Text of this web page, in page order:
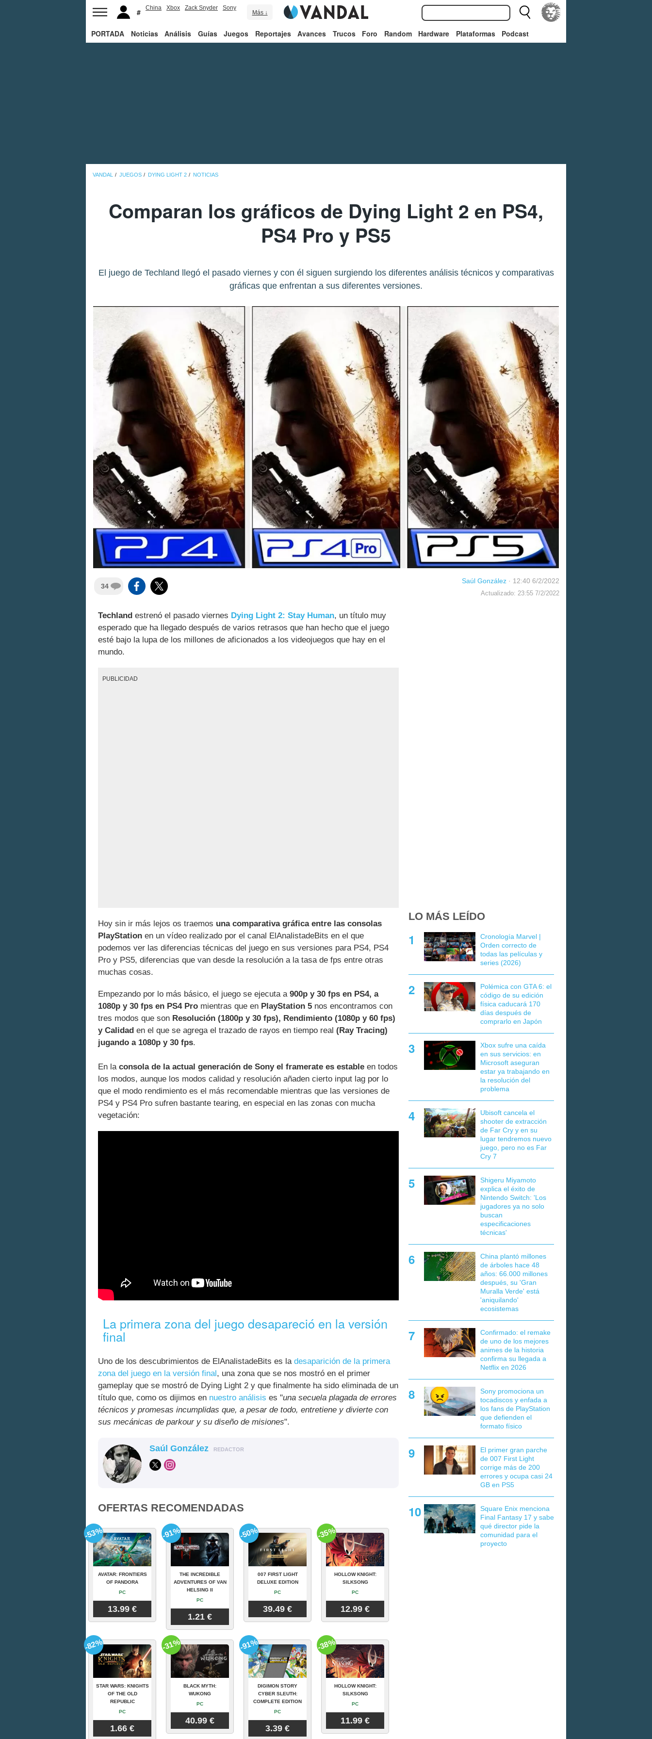
China Xbox Zack Snyder Sony
Más ↓
PORTADA Noticias Análisis Guías Juegos Reportajes Avances Trucos Foro Random Hardware Plataformas Podcast
VANDAL JUEGOS DYING LIGHT 2 NOTICIAS
Comparan los gráficos de Dying Light 2 en PS4,
PS4 Pro y PS5
El juego de Techland llegó el pasado viernes y con él siguen surgiendo los diferentes análisis técnicos y comparativas
gráficas que enfrentan a sus diferentes versiones.
34
Saúl González · 12:40 6/2/2022
Actualizado: 23:55 7/2/2022
Techland estrenó el pasado viernes Dying Light 2: Stay Human, un título muy
esperado que ha llegado después de varios retrasos que han hecho que el juego
esté bajo la lupa de los millones de aficionados a los videojuegos que hay en el
mundo.
PUBLICIDAD
Hoy sin ir más lejos os traemos una comparativa gráfica entre las consolas
PlayStation en un vídeo realizado por el canal ElAnalistadeBits en el que
podemos ver las diferencias técnicas del juego en sus versiones para PS4, PS4
Pro y PS5, diferencias que van desde la resolución a la tasa de fps entre otras
muchas cosas.
Empezando por lo más básico, el juego se ejecuta a 900p y 30 fps en PS4, a
1080p y 30 fps en PS4 Pro mientras que en PlayStation 5 nos encontramos con
tres modos que son Resolución (1800p y 30 fps), Rendimiento (1080p y 60 fps)
y Calidad en el que se agrega el trazado de rayos en tiempo real (Ray Tracing)
jugando a 1080p y 30 fps.
En la consola de la actual generación de Sony el framerate es estable en todos
los modos, aunque los modos calidad y resolución añaden cierto input lag por lo
que el modo rendimiento es el más recomendable mientras que las versiones de
PS4 y PS4 Pro sufren bastante tearing, en especial en las zonas con mucha
vegetación:
La primera zona del juego desapareció en la versión
final
Uno de los descubrimientos de ElAnalistadeBits es la desaparición de la primera
zona del juego en la versión final, una zona que se nos mostró en el primer
gameplay que se mostró de Dying Light 2 y que finalmente ha sido eliminada de un
título que, como os dijimos en nuestro análisis es "una secuela plagada de errores
técnicos y promesas incumplidas que, a pesar de todo, entretiene y divierte con
sus mecánicas de parkour y su diseño de misiones".
Saúl González REDACTOR
OFERTAS RECOMENDADAS
AVATAR: FRONTIERS
OF PANDORA
PC
13.99 €
-53%
THE INCREDIBLE
ADVENTURES OF VAN
HELSING II
PC
1.21 €
-91%
007 FIRST LIGHT
DELUXE EDITION
PC
39.49 €
-50%
HOLLOW KNIGHT:
SILKSONG
PC
12.99 €
-35%
STAR WARS: KNIGHTS
OF THE OLD
REPUBLIC
PC
1.66 €
-82%
BLACK MYTH:
WUKONG
PC
40.99 €
-31%
DIGIMON STORY
CYBER SLEUTH:
COMPLETE EDITION
PC
3.39 €
-91%
HOLLOW KNIGHT:
SILKSONG
PC
11.99 €
-38%
LO MÁS LEÍDO
Cronología Marvel |
Orden correcto de
todas las películas y
series (2026)
Polémica con GTA 6: el
código de su edición
física caducará 170
días después de
comprarlo en Japón
Xbox sufre una caída
en sus servicios: en
Microsoft aseguran
estar ya trabajando en
la resolución del
problema
Ubisoft cancela el
shooter de extracción
de Far Cry y en su
lugar tendremos nuevo
juego, pero no es Far
Cry 7
Shigeru Miyamoto
explica el éxito de
Nintendo Switch: 'Los
jugadores ya no solo
buscan
especificaciones
técnicas'
China plantó millones
de árboles hace 48
años: 66.000 millones
después, su 'Gran
Muralla Verde' está
'aniquilando'
ecosistemas
Confirmado: el remake
de uno de los mejores
animes de la historia
confirma su llegada a
Netflix en 2026
Sony promociona un
tocadiscos y enfada a
los fans de PlayStation
que defienden el
formato físico
El primer gran parche
de 007 First Light
corrige más de 200
errores y ocupa casi 24
GB en PS5
Square Enix menciona
Final Fantasy 17 y sabe
qué director pide la
comunidad para el
proyecto